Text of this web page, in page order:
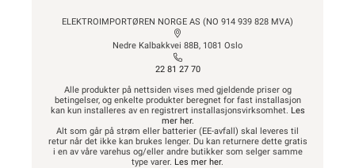
ELEKTROIMPORTØREN NORGE AS (NO 914 939 828 MVA)
Nedre Kalbakkvei 88B, 1081 Oslo
22 81 27 70
Alle produkter på nettsiden vises med gjeldende priser og
betingelser, og enkelte produkter beregnet for fast installasjon
kan kun installeres av en registrert installasjonsvirksomhet. Les
mer her.
Alt som går på strøm eller batterier (EE-avfall) skal leveres til
retur når det ikke kan brukes lenger. Du kan returnere dette gratis
i en av våre varehus og/eller andre butikker som selger samme
type varer. Les mer her.